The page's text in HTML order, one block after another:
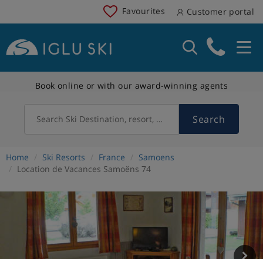
Favourites Customer portal
Book online or with our award-winning agents
Search Ski Destination, resort, country Search
Home Ski Resorts France
Samoens
Location de Vacances Samoëns 74